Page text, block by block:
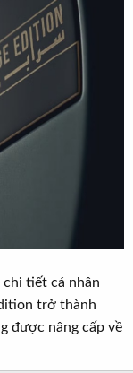
chi tiết cá nhân
trở thành
được nâng cấp về